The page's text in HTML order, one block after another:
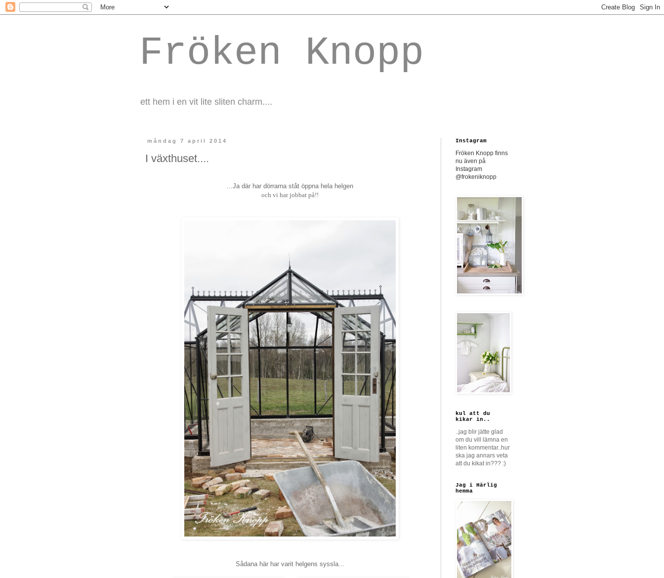
Fröken Knopp
ett hem i en vit lite sliten charm....
måndag 7 april 2014
I växthuset....
...Ja där har dörrarna ståt öppna hela helgen
och vi har jobbat på!!
Sådana här har varit helgens syssla...
Instagram
Fröken Knopp finns
nu även på
Instagram
@frokeniknopp
kul att du
kikar in..
..jag blir jätte glad
om du vill lämna en
liten kommentar..hur
ska jag annars veta
att du kikat in??? :)
Jag i Härlig
hemma